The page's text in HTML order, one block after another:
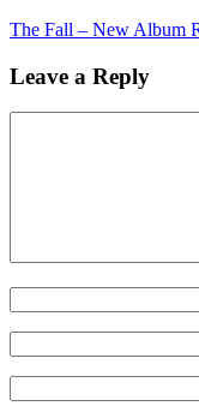
The Fall – New Album
Leave a Reply